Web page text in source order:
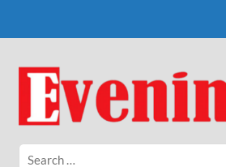
Eveniment Valcean